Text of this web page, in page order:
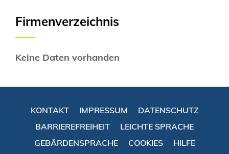
Firmenverzeichnis
Keine Daten vorhanden
KONTAKT IMPRESSUM
DATENSCHUTZ
BARRIEREFREIHEIT
LEICHTE SPRACHE
GEBÄRDENSPRACHE
COOKIES HILFE